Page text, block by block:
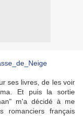
ses livres, de les voir
Et puis la sortie
m'a décidé à me
romanciers français